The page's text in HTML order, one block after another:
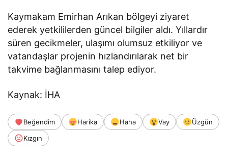
Kaymakam Emirhan Arıkan bölgeyi ziyaret
ederek yetkililerden güncel bilgiler aldı. Yıllardır
süren gecikmeler, ulaşımı olumsuz etkiliyor ve
vatandaşlar projenin hızlandırılarak net bir
takvime bağlanmasını talep ediyor.
Kaynak: İHA
Beğendim Harika Haha Vay
Üzgün
Kızgın